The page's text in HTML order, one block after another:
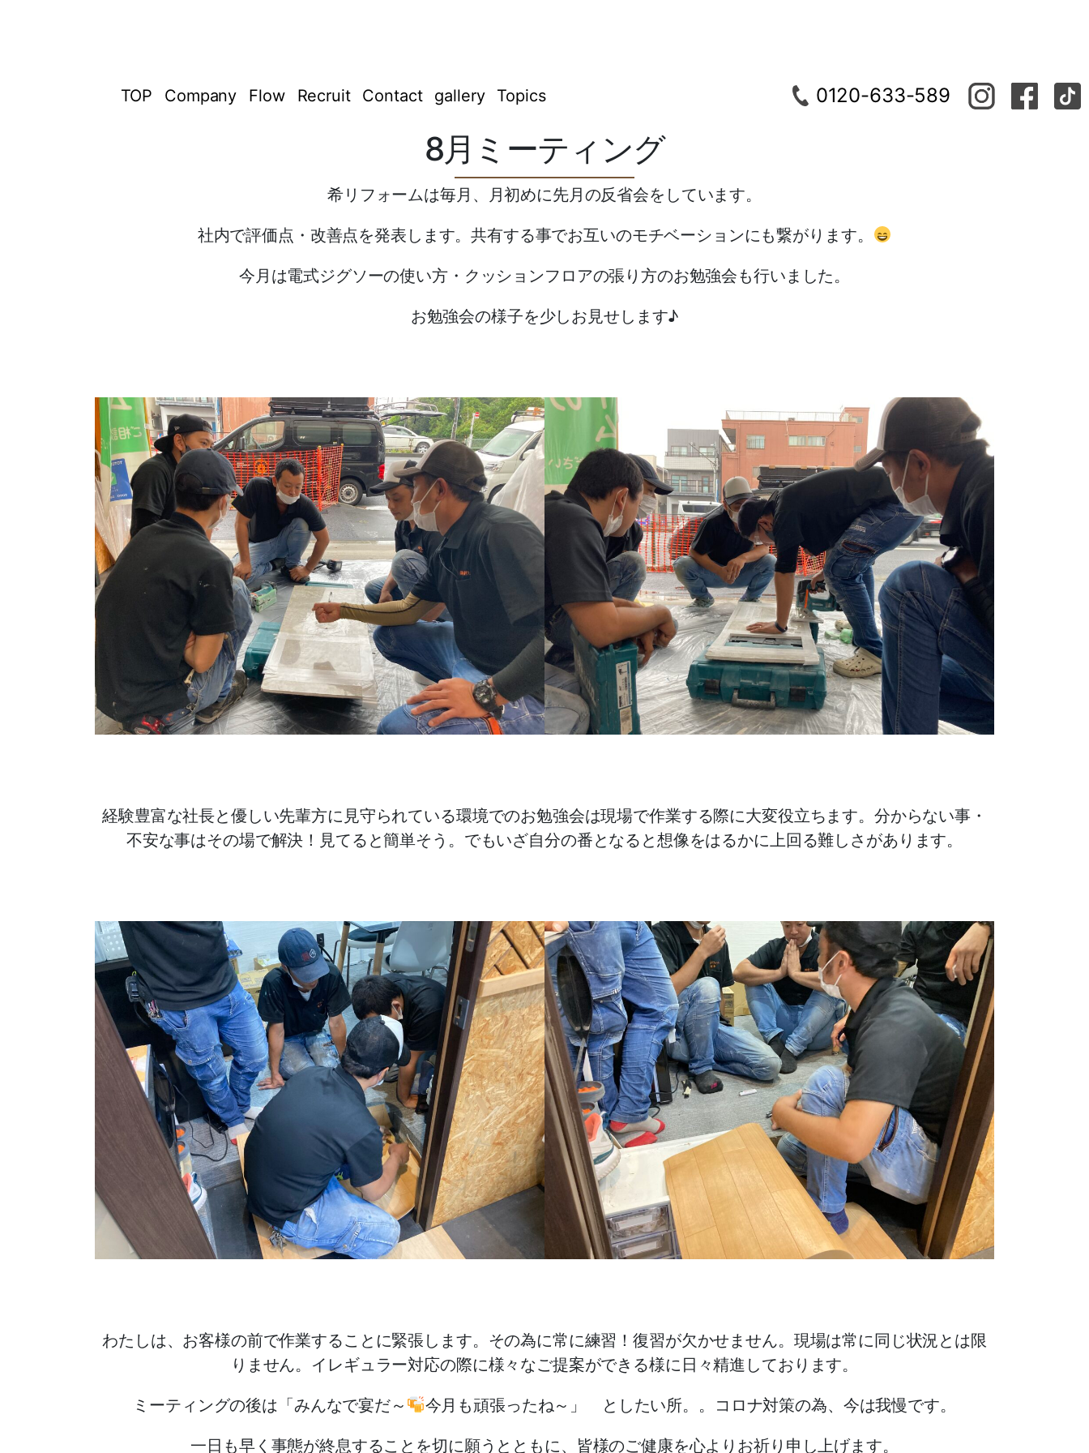
TOP Company Flow Recruit Contact gallery Topics 0120-633-589
8月ミーティング
希リフォームは毎月、月初めに先月の反省会をしています。
社内で評価点・改善点を発表します。共有する事でお互いのモチベーションにも繋がります。
今月は電式ジグソーの使い方・クッションフロアの張り方のお勉強会も行いました。
お勉強会の様子を少しお見せします♪
経験豊富な社長と優しい先輩方に見守られている環境でのお勉強会は現場で作業する際に大変役立ちます。分からない事・
不安な事はその場で解決！見てると簡単そう。でもいざ自分の番となると想像をはるかに上回る難しさがあります。
わたしは、お客様の前で作業することに緊張します。その為に常に練習！復習が欠かせません。現場は常に同じ状況とは限
りません。イレギュラー対応の際に様々なご提案ができる様に日々精進しております。
ミーティングの後は「みんなで宴だ～ 今月も頑張ったね～」 としたい所。。コロナ対策の為、今は我慢です。
一日も早く事態が終息することを切に願うとともに、皆様のご健康を心よりお祈り申し上げます。